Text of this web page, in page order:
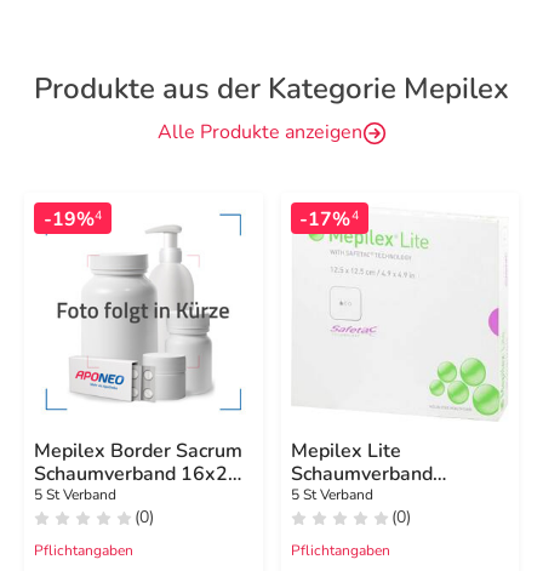
Produkte aus der Kategorie Mepilex
Alle Produkte anzeigen
-19%4
Mepilex Border Sacrum
Schaumverband 16x20
cm steril
5 St Verband
(0)
Pflichtangaben
-17%4
Mepilex Lite
Schaumverband
12,5x12,5cm steril
5 St Verband
(0)
Pflichtangaben